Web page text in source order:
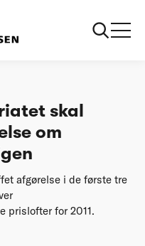
skal
om
afgørelse i de første tre
prislofter for 2011.